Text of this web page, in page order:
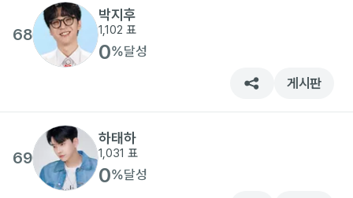
68
박지후
1,102 표
0%달성
게시판
69
하태하
1,031 표
0%달성